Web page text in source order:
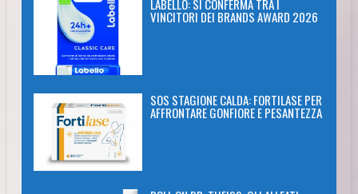
LABELLO: SI CONFERMA TRA I
VINCITORI DEI BRANDS AWARD 2026
SOS STAGIONE CALDA: FORTILASE PER
AFFRONTARE GONFIORE E PESANTEZZA